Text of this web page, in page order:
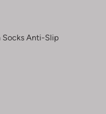
Socks Anti-Slip